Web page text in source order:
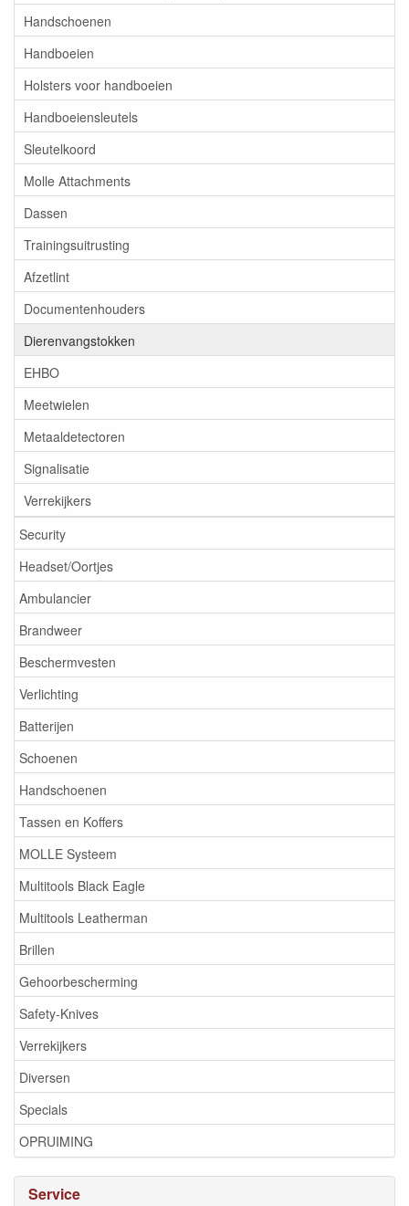
Handschoenen
Handboeien
Holsters voor handboeien
Handboeiensleutels
Sleutelkoord
Molle Attachments
Dassen
Trainingsuitrusting
Afzetlint
Documentenhouders
Dierenvangstokken
EHBO
Meetwielen
Metaaldetectoren
Signalisatie
Verrekijkers
Security
Headset/Oortjes
Ambulancier
Brandweer
Beschermvesten
Verlichting
Batterijen
Schoenen
Handschoenen
Tassen en Koffers
MOLLE Systeem
Multitools Black Eagle
Multitools Leatherman
Brillen
Gehoorbescherming
Safety-Knives
Verrekijkers
Diversen
Specials
OPRUIMING
Service